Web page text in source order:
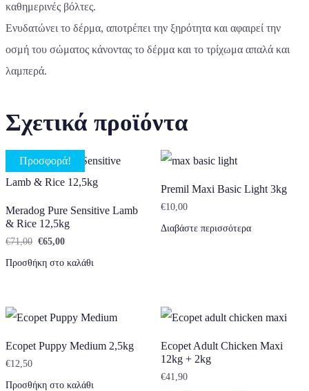
καθημερινές βόλτες.
Ενυδατώνει το δέρμα, αποτρέπει την ξηρότητα και αφαιρεί την
οσμή του σώματος κάνοντας το δέρμα και το τρίχωμα απαλά και
λαμπερά.
Σχετικά προϊόντα
Προσφορά!
Meradog Pure Sensitive Lamb
& Rice 12,5kg
€71,00 Original price was: €71,00.
€65,00Η τρέχουσα τιμή είναι: €65,00.
Προσθήκη στο καλάθι
Premil Maxi Basic Light 3kg
€10,00
Διαβάστε περισσότερα
Ecopet Puppy Medium 2,5kg
€12,50
Προσθήκη στο καλάθι
Ecopet Adult Chicken Maxi
12kg + 2kg
€41,90